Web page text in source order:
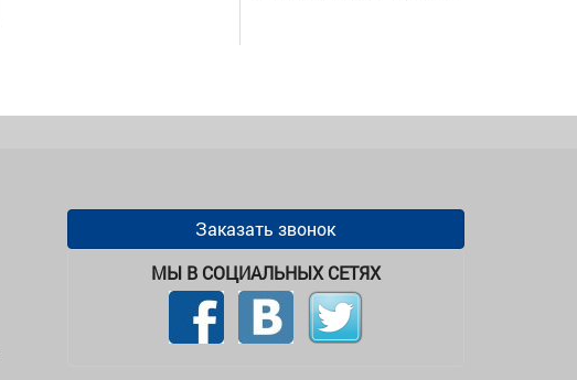
Заказать звонок
МЫ В СОЦИАЛЬНЫХ СЕТЯХ